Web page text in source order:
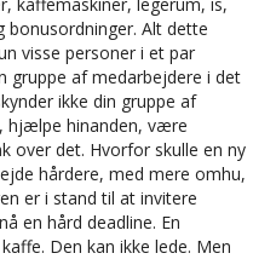
Alt dette
visse personer i et par
gruppe af medarbejdere i det
ikke din gruppe af
hjælpe hinanden, være
det. Hvorfor skulle en ny
hårdere, med mere omhu,
er i stand til at invitere
en hård deadline. En
Den kan ikke lede. Men